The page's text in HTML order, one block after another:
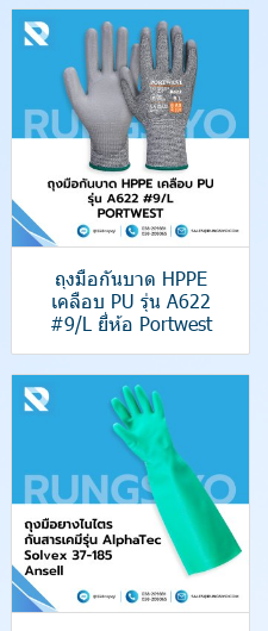
ถุงมือกันบาด HPPE
เคลือบ PU รุ่น A622
#9/L ยี่ห้อ Portwest